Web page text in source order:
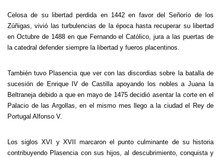
Celosa de su libertad perdida en 1442 en favor del Señorío de los
Zúñigas, vivió las turbulencias de la época hasta recuperar su libertad
en Octubre de 1488 en que Fernando el Católico, jura a las puertas de
la catedral defender siempre la libertad y fueros placentinos.
También tuvo Plasencia que ver con las discordias sobre la batalla de
sucesión de Enrique IV de Castilla apoyando los nobles a Juana la
Beltraneja debido a que en mayo de 1475 decidió asentar la corte en el
Palacio de las Argollas, en el mismo mes llego a la ciudad el Rey de
Portugal Alfonso V.
Los siglos XVI y XVII marcaron el punto culminante de su historia
contribuyendo Plasencia con sus hijos, al descubrimiento, conquista y